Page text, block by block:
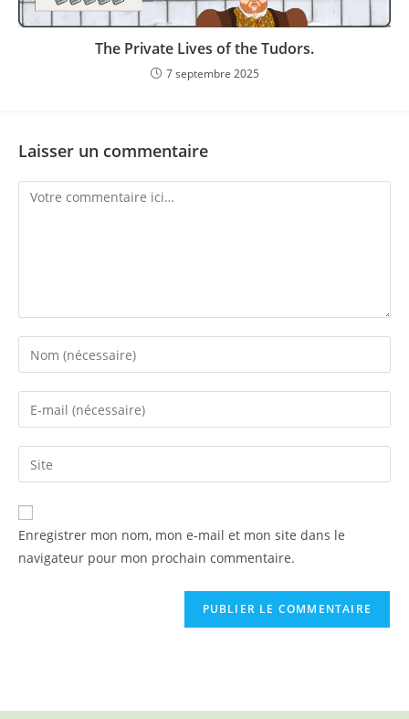
The Private Lives of the Tudors.
7 septembre 2025
Laisser un commentaire
Enregistrer mon nom, mon e-mail et mon site dans le
navigateur pour mon prochain commentaire.